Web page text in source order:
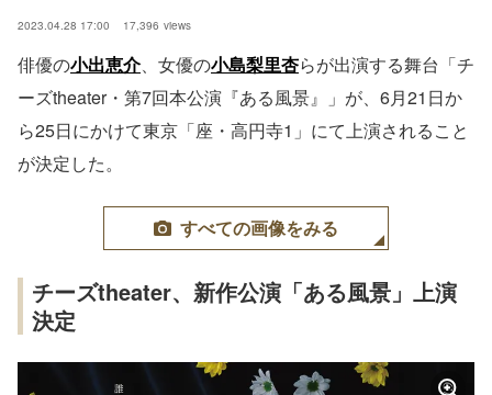
2023.04.28 17:00 17,396 views
俳優の小出恵介、女優の小島梨里杏らが出演する舞台「チ
ーズtheater・第7回本公演『ある風景』」が、6月21日か
ら25日にかけて東京「座・高円寺1」にて上演されること
が決定した。
すべての画像をみる
チーズtheater、新作公演「ある風景」上演
決定